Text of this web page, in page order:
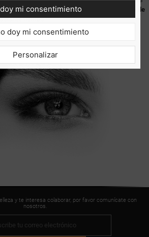
a granel viene con50 varitas para máscara de
tiempo.
y te interesa colaborar, por favor comunícate con
nosotros.
mi consentimiento
doy mi consentimiento
Personalizar